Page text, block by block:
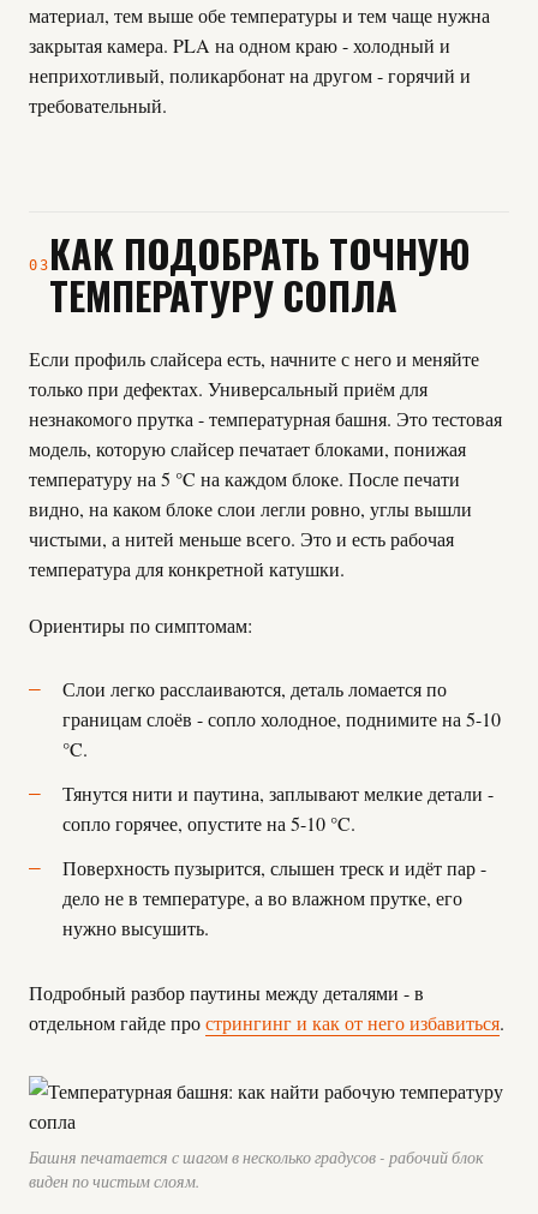
материал, тем выше обе температуры и тем чаще нужна
закрытая камера. PLA на одном краю - холодный и
неприхотливый, поликарбонат на другом - горячий и
требовательный.
03 КАК ПОДОБРАТЬ ТОЧНУЮ
ТЕМПЕРАТУРУ СОПЛА
Если профиль слайсера есть, начните с него и меняйте
только при дефектах. Универсальный приём для
незнакомого прутка - температурная башня. Это тестовая
модель, которую слайсер печатает блоками, понижая
температуру на 5 °C на каждом блоке. После печати
видно, на каком блоке слои легли ровно, углы вышли
чистыми, а нитей меньше всего. Это и есть рабочая
температура для конкретной катушки.
Ориентиры по симптомам:
Слои легко расслаиваются, деталь ломается по
границам слоёв - сопло холодное, поднимите на 5-10
°C.
Тянутся нити и паутина, заплывают мелкие детали -
сопло горячее, опустите на 5-10 °C.
Поверхность пузырится, слышен треск и идёт пар -
дело не в температуре, а во влажном прутке, его
нужно высушить.
Подробный разбор паутины между деталями - в
отдельном гайде прострингинг и как от него избавиться.
Башня печатается с шагом в несколько градусов - рабочий блок
виден по чистым слоям.